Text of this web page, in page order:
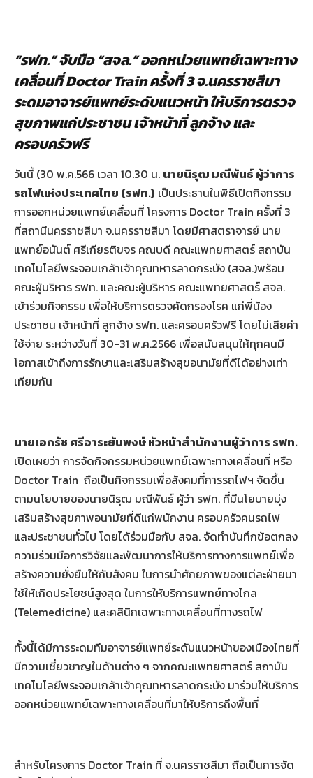
“รฟท.” จับมือ “สจล.” ออกหน่วยแพทย์เฉพาะทาง
เคลื่อนที่ Doctor Train ครั้งที่ 3 จ.นครราชสีมา
ระดมอาจารย์แพทย์ระดับแนวหน้า ให้บริการตรวจ
สุขภาพแก่ประชาชน เจ้าหน้าที่ ลูกจ้าง และ
ครอบครัวฟรี
วันนี้ (30 พ.ค.566 เวลา 10.30 น. นายนิรุฒ มณีพันธ์ ผู้ว่าการ
รถไฟแห่งประเทศไทย (รฟท.) เป็นประธานในพิธีเปิดกิจกรรม
การออกหน่วยแพทย์เคลื่อนที่ โครงการ Doctor Train ครั้งที่ 3
ที่สถานีนครราชสีมา จ.นครราชสีมา โดยมีศาสตราจารย์ นาย
แพทย์อนันต์ ศรีเกียรติขจร คณบดี คณะแพทยศาสตร์ สถาบัน
เทคโนโลยีพระจอมเกล้าเจ้าคุณทหารลาดกระบัง (สจล.)พร้อม
คณะผู้บริหาร รฟท. และคณะผู้บริหาร คณะแพทยศาสตร์ สจล.
เข้าร่วมกิจกรรม เพื่อให้บริการตรวจคัดกรองโรค แก่พี่น้อง
ประชาชน เจ้าหน้าที่ ลูกจ้าง รฟท. และครอบครัวฟรี โดยไม่เสียค่า
ใช้จ่าย ระหว่างวันที่ 30-31 พ.ค.2566 เพื่อสนับสนุนให้ทุกคนมี
โอกาสเข้าถึงการรักษาและเสริมสร้างสุขอนามัยที่ดีได้อย่างเท่า
เทียมกัน
นายเอกรัช ศรีอาระยันพงษ์ หัวหน้าสำนักงานผู้ว่าการ รฟท.
เปิดเผยว่า การจัดกิจกรรมหน่วยแพทย์เฉพาะทางเคลื่อนที่ หรือ
Doctor Train ถือเป็นกิจกรรมเพื่อสังคมที่การรถไฟฯ จัดขึ้น
ตามนโยบายของนายนิรุฒ มณีพันธ์ ผู้ว่า รฟท. ที่มีนโยบายมุ่ง
เสริมสร้างสุขภาพอนามัยที่ดีแก่พนักงาน ครอบครัวคนรถไฟ
และประชาชนทั่วไป โดยได้ร่วมมือกับ สจล. จัดทำบันทึกข้อตกลง
ความร่วมมือการวิจัยและพัฒนาการให้บริการทางการแพทย์เพื่อ
สร้างความยั่งยืนให้กับสังคม ในการนำศักยภาพของแต่ละฝ่ายมา
ใช้ให้เกิดประโยชน์สูงสุด ในการให้บริการแพทย์ทางไกล
(Telemedicine) และคลินิกเฉพาะทางเคลื่อนที่ทางรถไฟ
ทั้งนี้ได้มีการระดมทีมอาจารย์แพทย์ระดับแนวหน้าของเมืองไทยที่
มีความเชี่ยวชาญในด้านต่าง ๆ จากคณะแพทยศาสตร์ สถาบัน
เทคโนโลยีพระจอมเกล้าเจ้าคุณทหารลาดกระบัง มาร่วมให้บริการ
ออกหน่วยแพทย์เฉพาะทางเคลื่อนที่มาให้บริการถึงพื้นที่
สำหรับโครงการ Doctor Train ที่ จ.นครราชสีมา ถือเป็นการจัด